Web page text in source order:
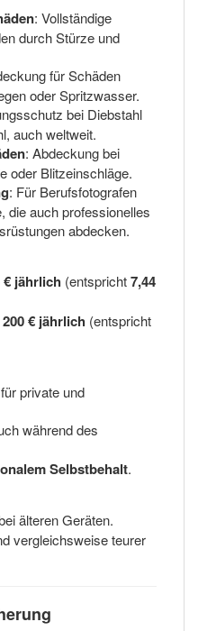
: Vollständige
durch Stürze und
für Schäden
oder Spritzwasser.
bei Diebstahl
auch weltweit.
: Abdeckung bei
oder Blitzeinschläge.
: Für Berufsfotografen
die auch professionelles
abdecken.
€ jährlich (entspricht7,44
200 € jährlich (entspricht
private und
während des
Selbstbehalt.
älteren Geräten.
vergleichsweise teurer